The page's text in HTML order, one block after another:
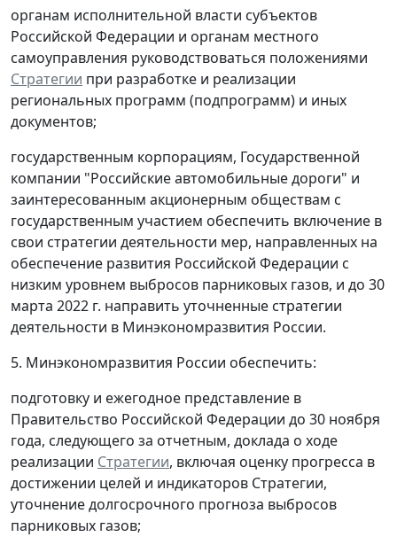
органам исполнительной власти субъектов
Российской Федерации и органам местного
самоуправления руководствоваться положениями
Стратегии при разработке и реализации
региональных программ (подпрограмм) и иных
документов;
государственным корпорациям, Государственной
компании "Российские автомобильные дороги" и
заинтересованным акционерным обществам с
государственным участием обеспечить включение в
свои стратегии деятельности мер, направленных на
обеспечение развития Российской Федерации с
низким уровнем выбросов парниковых газов, и до 30
марта 2022 г. направить уточненные стратегии
деятельности в Минэкономразвития России.
5. Минэкономразвития России обеспечить:
подготовку и ежегодное представление в
Правительство Российской Федерации до 30 ноября
года, следующего за отчетным, доклада о ходе
реализации Стратегии, включая оценку прогресса в
достижении целей и индикаторов Стратегии,
уточнение долгосрочного прогноза выбросов
парниковых газов;